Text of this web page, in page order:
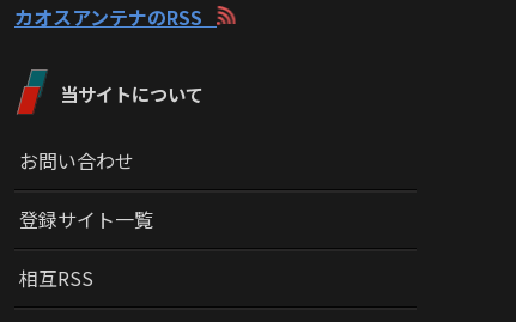
カオスアンテナのRSS
当サイトについて
お問い合わせ
登録サイト一覧
相互RSS